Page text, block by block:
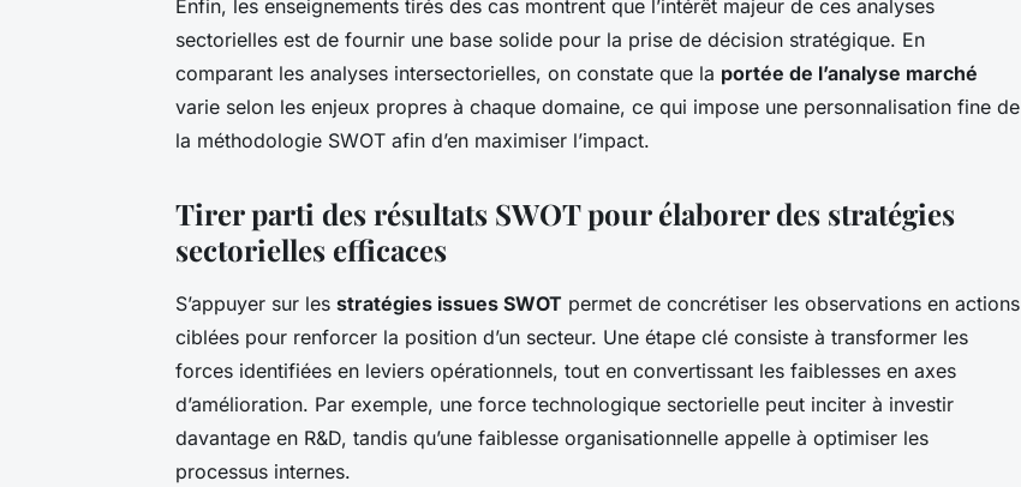
Enfin, les enseignements tirés des cas montrent que l’intérêt majeur de ces analyses
sectorielles est de fournir une base solide pour la prise de décision stratégique. En
comparant les analyses intersectorielles, on constate que la portée de l’analyse marché
varie selon les enjeux propres à chaque domaine, ce qui impose une personnalisation fine de
la méthodologie SWOT afin d’en maximiser l’impact.
Tirer parti des résultats SWOT pour élaborer des stratégies
sectorielles efficaces
S’appuyer sur les stratégies issues SWOT permet de concrétiser les observations en actions
ciblées pour renforcer la position d’un secteur. Une étape clé consiste à transformer les
forces identifiées en leviers opérationnels, tout en convertissant les faiblesses en axes
d’amélioration. Par exemple, une force technologique sectorielle peut inciter à investir
davantage en R&D, tandis qu’une faiblesse organisationnelle appelle à optimiser les
processus internes.